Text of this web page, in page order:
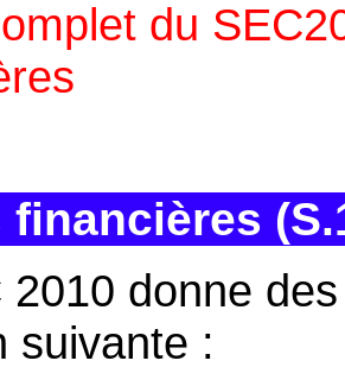
du
financières
2010 donne
suivante :